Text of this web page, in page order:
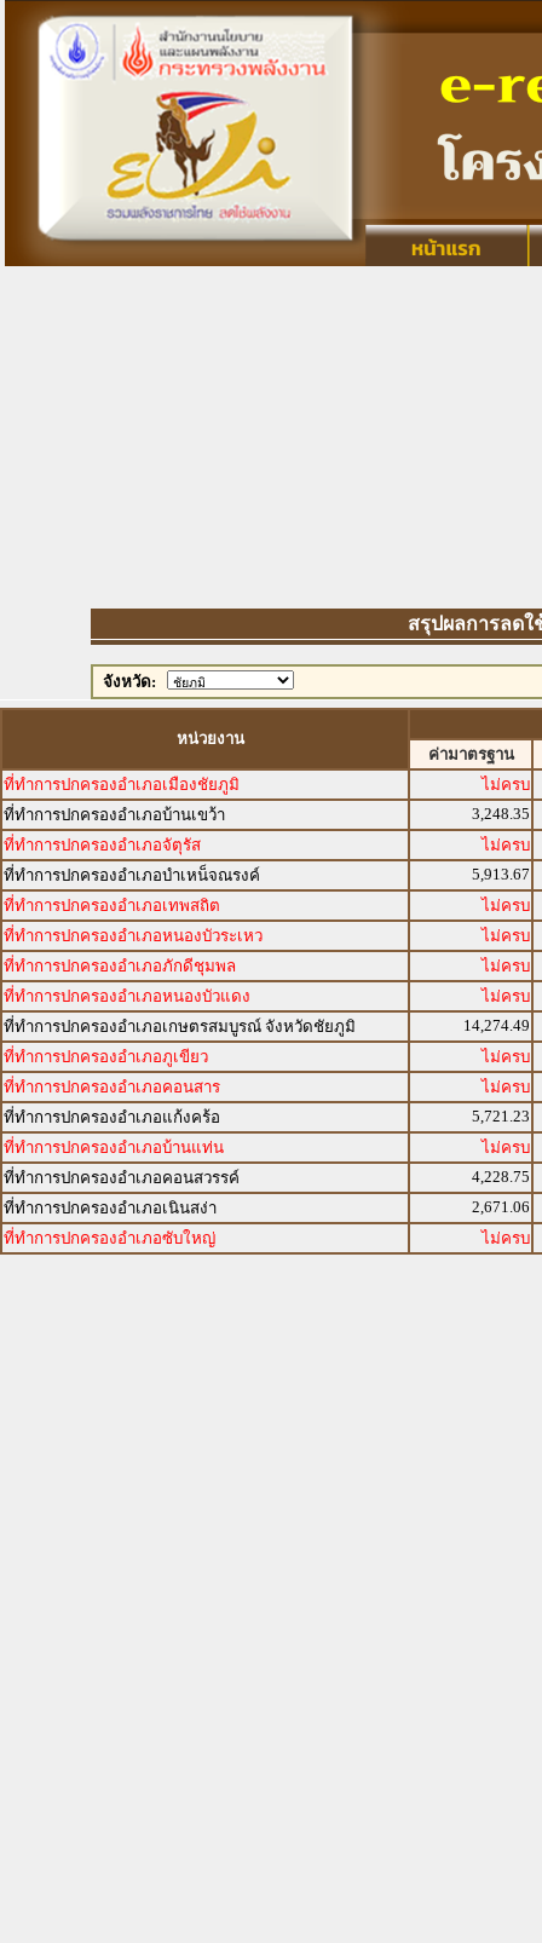
สรุปผลการลดใช้
จังหวัด:
หน่วยงาน
ค่ามาตรฐาน
ที่ทำการปกครองอำเภอเมืองชัยภูมิ
ไม่ครบ
ที่ทำการปกครองอำเภอบ้านเขว้า
3,248.35
ที่ทำการปกครองอำเภอจัตุรัส
ไม่ครบ
ที่ทำการปกครองอำเภอบำเหน็จณรงค์
5,913.67
ที่ทำการปกครองอำเภอเทพสถิต
ไม่ครบ
ที่ทำการปกครองอำเภอหนองบัวระเหว
ไม่ครบ
ที่ทำการปกครองอำเภอภักดีชุมพล
ไม่ครบ
ที่ทำการปกครองอำเภอหนองบัวแดง
ไม่ครบ
ที่ทำการปกครองอำเภอเกษตรสมบูรณ์ จังหวัดชัยภูมิ
14,274.49
ที่ทำการปกครองอำเภอภูเขียว
ไม่ครบ
ที่ทำการปกครองอำเภอคอนสาร
ไม่ครบ
ที่ทำการปกครองอำเภอแก้งคร้อ
5,721.23
ที่ทำการปกครองอำเภอบ้านแท่น
ไม่ครบ
ที่ทำการปกครองอำเภอคอนสวรรค์
4,228.75
ที่ทำการปกครองอำเภอเนินสง่า
2,671.06
ที่ทำการปกครองอำเภอซับใหญ่
ไม่ครบ